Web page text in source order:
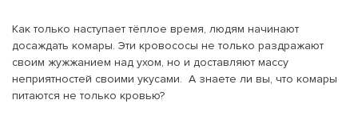
Как только наступает тёплое время, людям начинают
досаждать комары. Эти кровососы не только раздражают
своим жужжанием над ухом, но и доставляют массу
неприятностей своими укусами. А знаете ли вы, что комары
питаются не только кровью?